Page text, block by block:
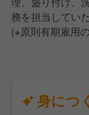
務を担当してい
(※原則有期雇用
将来的には、
業務もお任せし
身につ